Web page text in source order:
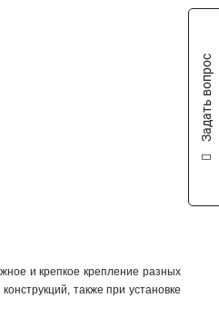
и крепкое крепление разных
также при установке
Задать вопрос